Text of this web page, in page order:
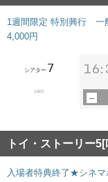
1週間限定 特別興行
4,000円
シアター 7
145分
トイ・ストーリー5[
入場者特典終了★シネマ